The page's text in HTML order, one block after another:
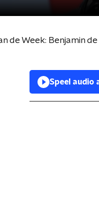
de Week: Benjamin
Speel audio